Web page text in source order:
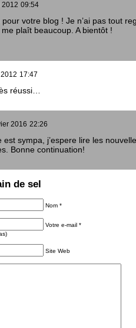
2012 09:54
pour votre blog ! Je n’ai pas tout
me plaît beaucoup. A bientôt !
17:47
réussi…
2016 22:26
est sympa, j’espere lire les
Bonne continuation!
de sel
Nom *
Votre e-mail *
Site Web